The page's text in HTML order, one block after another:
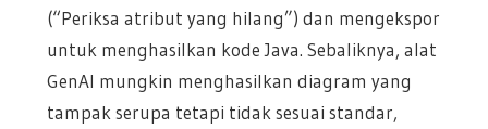
(“Periksa atribut yang hilang”) dan mengekspor
untuk menghasilkan kode Java. Sebaliknya, alat
GenAI mungkin menghasilkan diagram yang
tampak serupa tetapi tidak sesuai standar,